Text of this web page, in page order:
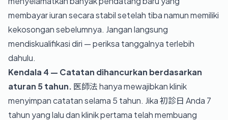
membayar iuran secara stabil setelah tiba namun memiliki
kekosongan sebelumnya. Jangan langsung
mendiskualifikasi diri — periksa tanggalnya terlebih
dahulu.
Kendala 4 — Catatan dihancurkan berdasarkan
aturan 5 tahun. 医師法 hanya mewajibkan klinik
menyimpan catatan selama 5 tahun. Jika 初診日 Anda 7
tahun yang lalu dan klinik pertama telah membuang